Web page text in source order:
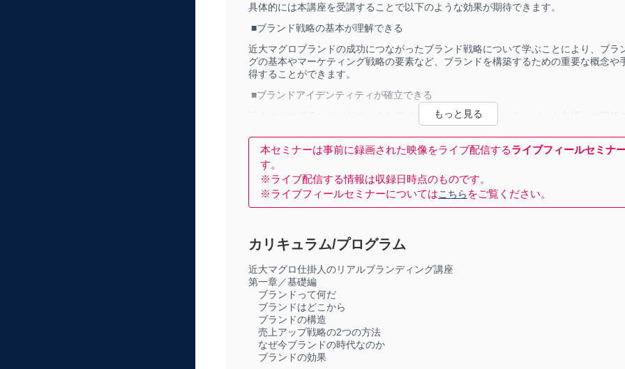
具体的には本講座を受講することで以下のような効果が期待できます。
■ブランド戦略の基本が理解できる
近大マグロブランドの成功につながったブランド戦略について学ぶことにより、ブラ
グの基本やマーケティング戦略の要素など、ブランドを構築するための重要な概念や
得することができます。
■ブランドアイデンティティが確立できる
近大マグロブランドがどのようなアイデンティティを持ち、ターゲット市場との関係
きたのかが理解できます。これにより、自身のブランドのアイデンティティを明確に
ができ、他の競合ブランドからの差別化や顧客との強い結び付きを生み出すことがで
■ブランドコミュニケーションが向上する
現場のリアルを重視した効果的なブランドコミュニケーションの方法について学びま
マグロブランドの成功例をもとに、メッセージの伝え方や顧客ニーズの探り方、コン
制作方法、広報活動や広告宣伝効果などについて学ぶことができます。
自身のブランド価値を向上させることができます。ブランドの認知度や評判の向上、
の支持やロイヤルティの獲得など、ブランドの価値を高めるための戦略や手法を学ぶ
きます。
■ブランドイノベーションを推進することができる
近大マグロブランドがどのようにイノベーションを推進し、新たな価値を創造してき
学ぶことができます。自社および自分自身のブランドにおいても、革新的なアイデア
スの開発を促進し、市場での差別化を図ることができます。
■ブランドマネジメントが強化できる
本セミナーは事前に録画された映像をライブ配信するライブフィールセミナ
す。
※ライブ配信する情報は収録日時点のものです。
※ライブフィールセミナーについてはこちら をご覧ください。
カリキュラム/プログラム
近大マグロ仕掛人のリアルブランディング講座
第一章／基礎編
ブランドって何だ
ブランドはどこから
ブランドの構造
売上アップ戦略の2つの方法
なぜ今ブランドの時代なのか
ブランドの効果